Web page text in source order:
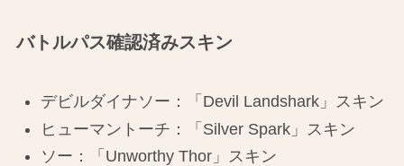
バトルパス確認済みスキン
デビルダイナソー：「Devil Landshark」スキン
ヒューマントーチ：「Silver Spark」スキン
ソー：「Unworthy Thor」スキン